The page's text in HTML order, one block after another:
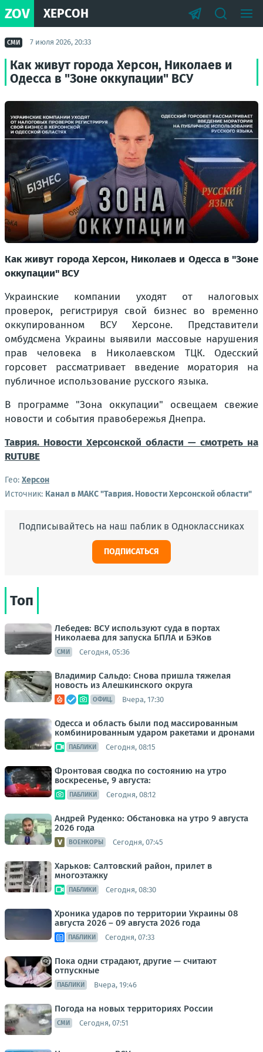
ZOV ХЕРСОН
СМИ 7 июля 2026, 20:33
Как живут города Херсон, Николаев и
Одесса в "Зоне оккупации" ВСУ
Как живут города Херсон, Николаев и Одесса в "Зоне
оккупации" ВСУ
Украинские компании уходят от налоговых
проверок, регистрируя свой бизнес во временно
оккупированном ВСУ Херсоне. Представители
омбудсмена Украины выявили массовые нарушения
прав человека в Николаевском ТЦК. Одесский
горсовет рассматривает введение моратория на
публичное использование русского языка.
В программе "Зона оккупации" освещаем свежие
новости и события правобережья Днепра.
Таврия. Новости Херсонской области — смотреть на
RUTUBE
Гео: Херсон
Источник: Канал в МАКС "Таврия. Новости Херсонской области"
Подписывайтесь на наш паблик в Одноклассниках
ПОДПИСАТЬСЯ
Топ
Лебедев: ВСУ используют суда в портах
Николаева для запуска БПЛА и БЭКов
СМИ Сегодня, 05:36
Владимир Сальдо: Снова пришла тяжелая
новость из Алешкинского округа
ОФИЦ. Вчера, 17:30
Одесса и область были под массированным
комбинированным ударом ракетами и дронами
ПАБЛИКИ Сегодня, 08:15
Фронтовая сводка по состоянию на утро
воскресенье, 9 августа:
ПАБЛИКИ Сегодня, 08:12
Андрей Руденко: Обстановка на утро 9 августа
2026 года
ВОЕНКОРЫ Сегодня, 07:45
Харьков: Салтовский район, прилет в
многоэтажку
ПАБЛИКИ Сегодня, 08:30
Хроника ударов по территории Украины 08
августа 2026 – 09 августа 2026 года
ПАБЛИКИ Сегодня, 07:33
Пока одни страдают, другие — считают
отпускные
ПАБЛИКИ Вчера, 19:46
Погода на новых территориях России
СМИ Сегодня, 07:51